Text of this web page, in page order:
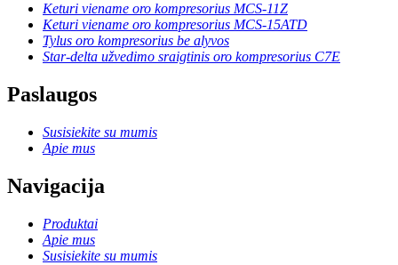
Keturi viename oro kompresorius MCS-11Z
Keturi viename oro kompresorius MCS-15ATD
Tylus oro kompresorius be alyvos
Star-delta užvedimo sraigtinis oro kompresorius C7E
Paslaugos
Susisiekite su mumis
Apie mus
Navigacija
Produktai
Apie mus
Susisiekite su mumis